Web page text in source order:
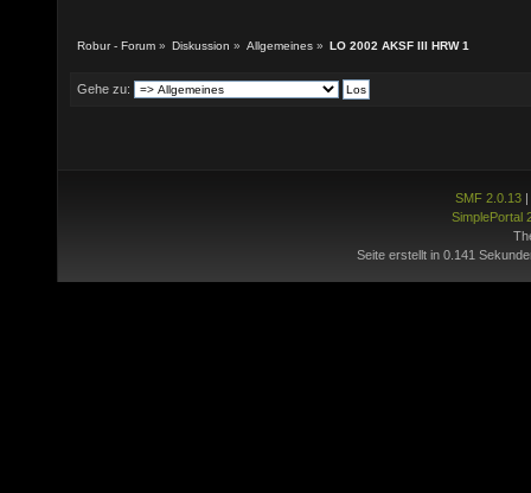
Robur - Forum » Diskussion » Allgemeines » LO 2002 AKSF III HRW 1
Gehe zu:
SMF 2.0.13|
SimplePortal
Seite erstellt in 0.141